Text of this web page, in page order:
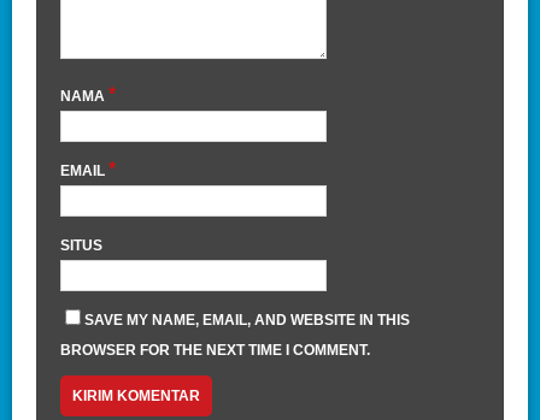
NAMA *
EMAIL *
SITUS
SAVE MY NAME, EMAIL, AND WEBSITE IN THIS
BROWSER FOR THE NEXT TIME I COMMENT.